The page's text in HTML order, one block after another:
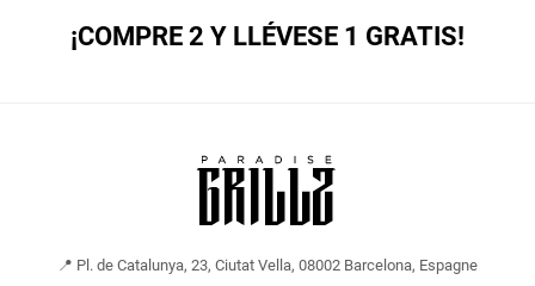
¡COMPRE 2 Y LLÉVESE 1 GRATIS!
📍 Pl. de Catalunya, 23, Ciutat Vella, 08002 Barcelona, Espagne